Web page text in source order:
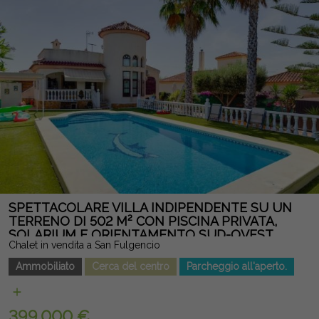
completamente arredata, ha aria condizionata condotta e uno
spazio garage incluso nel prezzo. Il Residencial Mar Egeo
offre ampie aree giardino e una spettacolare piscina comune,
in un ambiente tranquillo ed esclusivo, accanto al prestigioso
campo da golf La Finca e con tutti i servizi raggiungibili a piedi.
Un'opportunità unica per acquistare un attico ad alte
prestazioni con un'area esterna straordinaria in una delle
migliori urbanizzazioni di Algorfa. Nota legale: Tasse e costi
non inclusi. Le informazioni fornite sono indicative e non
vincolanti dal punto di vista legale, e possono contenere errori.
SPETTACOLARE VILLA INDIPENDENTE SU UN
TERRENO DI 502 M² CON PISCINA PRIVATA,
SOLARIUM E ORIENTAMENTO SUD-OVEST
Chalet in vendita a San Fulgencio
Ammobiliato
Cerca del centro Parcheggio all'aperto.